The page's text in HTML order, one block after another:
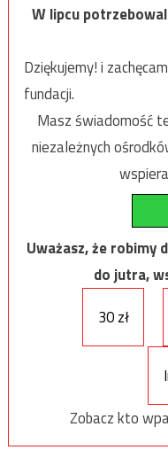
W lipcu
Dziękujemy! i
fundacji.
Masz świadomość
niezależnych
Uważasz, że robimy
do jutra,
30 zł
Zobacz kto